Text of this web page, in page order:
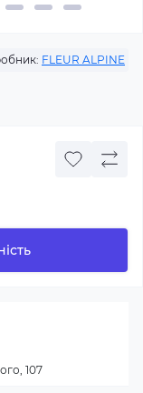
FLEUR ALPINE
107